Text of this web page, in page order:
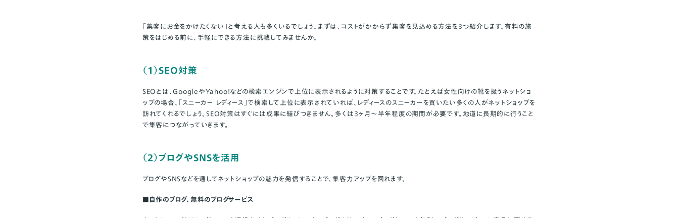
「集客にお金をかけたくない」と考える人も多くいるでしょう。まずは、コストがかからず集客を見込める方法を3つ紹介します。有料の施
策をはじめる前に、手軽にできる方法に挑戦してみませんか。
（1）SEO対策
SEOとは、GoogleやYahoo!などの検索エンジンで上位に表示されるように対策することです。たとえば女性向けの靴を扱うネットショ
ップの場合、「スニーカー レディース」で検索して上位に表示されていれば、レディースのスニーカーを買いたい多くの人がネットショップを
訪れてくれるでしょう。SEO対策はすぐには成果に結びつきません。多くは3ヶ月〜半年程度の期間が必要です。地道に長期的に行うこと
で集客につながっていきます。
（2）ブログやSNSを活用
ブログやSNSなどを通してネットショップの魅力を発信することで、集客力アップを図れます。
■自作のブログ、無料のブログサービス